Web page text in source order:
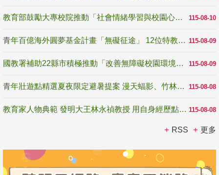
115-08-10
教育部鼓勵大專校院推動「社會情緒學習與校園心理健康促進計畫」 培育校園「心」韌性
115-08-09
青年百億海外圓夢基金計畫「無礙征途」 12位特教與弱勢青年勇闖西班牙 跨越感官限制見證生命蛻變
115-08-09
國教署補助22縣市積極推動「改善無障礙校園環境計畫」 打造友善、安全、無礙學習空間
115-08-08
青年壯遊點精選夏夜限定避暑提案 漫天蝠影、竹林尋蛙、茶香夜觀 邀青年暮色出發
115-08-08
教育家人物典範 發明大王林永禎教授 用自身經歷點亮學生的路
RSS 更多